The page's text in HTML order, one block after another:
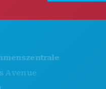
AKTIVITÄTEN